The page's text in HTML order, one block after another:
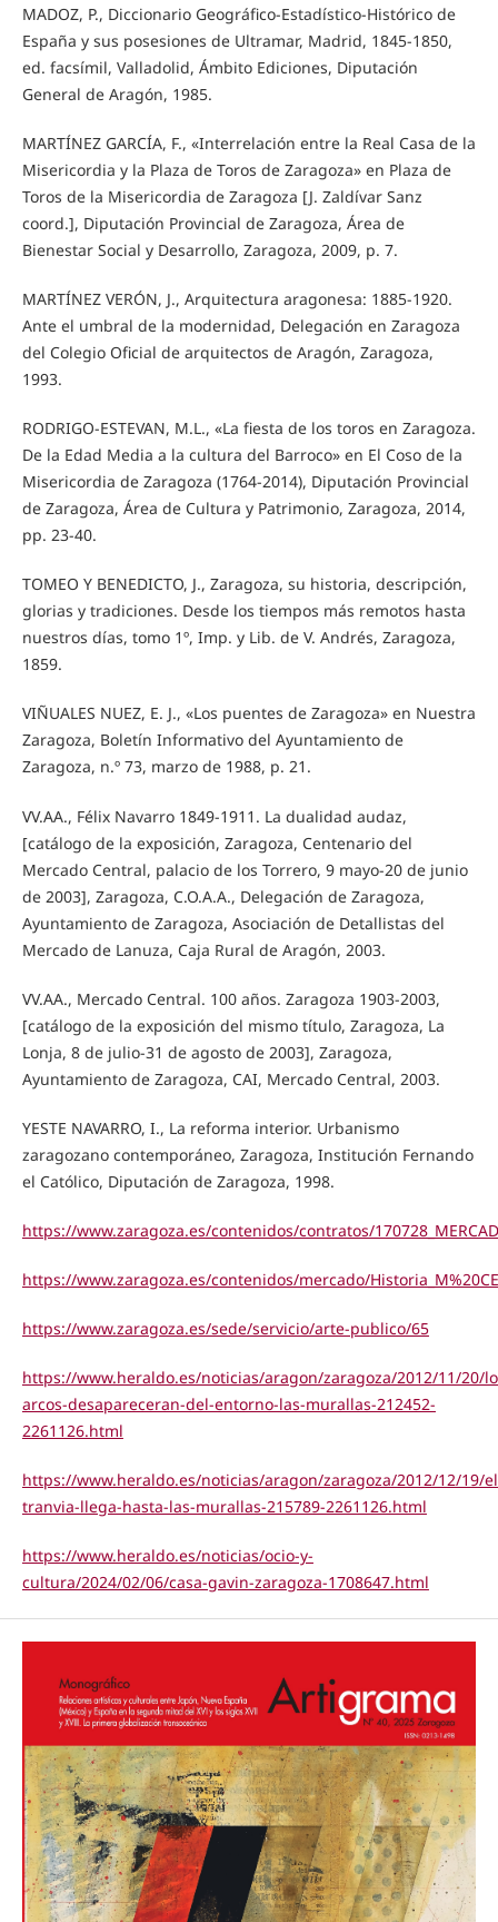
MADOZ, P., Diccionario Geográfico-Estadístico-Histórico de
España y sus posesiones de Ultramar, Madrid, 1845-1850,
ed. facsímil, Valladolid, Ámbito Ediciones, Diputación
General de Aragón, 1985.
MARTÍNEZ GARCÍA, F., «Interrelación entre la Real Casa de la
Misericordia y la Plaza de Toros de Zaragoza» en Plaza de
Toros de la Misericordia de Zaragoza [J. Zaldívar Sanz
coord.], Diputación Provincial de Zaragoza, Área de
Bienestar Social y Desarrollo, Zaragoza, 2009, p. 7.
MARTÍNEZ VERÓN, J., Arquitectura aragonesa: 1885-1920.
Ante el umbral de la modernidad, Delegación en Zaragoza
del Colegio Oficial de arquitectos de Aragón, Zaragoza,
1993.
RODRIGO-ESTEVAN, M.L., «La fiesta de los toros en Zaragoza.
De la Edad Media a la cultura del Barroco» en El Coso de la
Misericordia de Zaragoza (1764-2014), Diputación Provincial
de Zaragoza, Área de Cultura y Patrimonio, Zaragoza, 2014,
pp. 23-40.
TOMEO Y BENEDICTO, J., Zaragoza, su historia, descripción,
glorias y tradiciones. Desde los tiempos más remotos hasta
nuestros días, tomo 1º, Imp. y Lib. de V. Andrés, Zaragoza,
1859.
VIÑUALES NUEZ, E. J., «Los puentes de Zaragoza» en Nuestra
Zaragoza, Boletín Informativo del Ayuntamiento de
Zaragoza, n.º 73, marzo de 1988, p. 21.
VV.AA., Félix Navarro 1849-1911. La dualidad audaz,
[catálogo de la exposición, Zaragoza, Centenario del
Mercado Central, palacio de los Torrero, 9 mayo-20 de junio
de 2003], Zaragoza, C.O.A.A., Delegación de Zaragoza,
Ayuntamiento de Zaragoza, Asociación de Detallistas del
Mercado de Lanuza, Caja Rural de Aragón, 2003.
VV.AA., Mercado Central. 100 años. Zaragoza 1903-2003,
[catálogo de la exposición del mismo título, Zaragoza, La
Lonja, 8 de julio-31 de agosto de 2003], Zaragoza,
Ayuntamiento de Zaragoza, CAI, Mercado Central, 2003.
YESTE NAVARRO, I., La reforma interior. Urbanismo
zaragozano contemporáneo, Zaragoza, Institución Fernando
el Católico, Diputación de Zaragoza, 1998.
https://www.zaragoza.es/contenidos/contratos/
https://www.zaragoza.es/contenidos/mercado/
https://www.zaragoza.es/sede/servicio/arte-publico/65
https://www.heraldo.es/noticias/aragon/zaragoza/2012/11/20/
arcos-desapareceran-del-entorno-las-murallas-212452-
2261126.html
https://www.heraldo.es/noticias/aragon/zaragoza/2012/12/19/
tranvia-llega-hasta-las-murallas-215789-2261126.html
https://www.heraldo.es/noticias/ocio-y-
cultura/2024/02/06/casa-gavin-zaragoza-1708647.html